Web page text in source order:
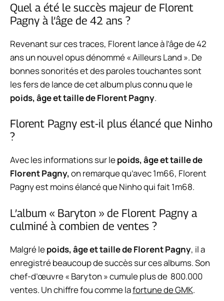
Quel a été le succès majeur de Florent
Pagny à l’âge de 42 ans ?
Revenant sur ces traces, Florent lance à l’âge de 42
ans un nouvel opus dénommé « Ailleurs Land ». De
bonnes sonorités et des paroles touchantes sont
les fers de lance de cet album plus connu que le
poids, âge et taille de Florent Pagny.
Florent Pagny est-il plus élancé que Ninho
?
Avec les informations sur lepoids, âge et taille de
Florent Pagny,on remarque qu’avec 1m66, Florent
Pagny est moins élancé que Ninho qui fait 1m68.
L’album « Baryton » de Florent Pagny a
culminé à combien de ventes ?
Malgré lepoids, âge et taille de Florent Pagny, il a
enregistré beaucoup de succès sur ces albums. Son
chef-d’œuvre « Baryton » cumule plus de 800.000
ventes. Un chiffre fou comme lafortune de GMK.